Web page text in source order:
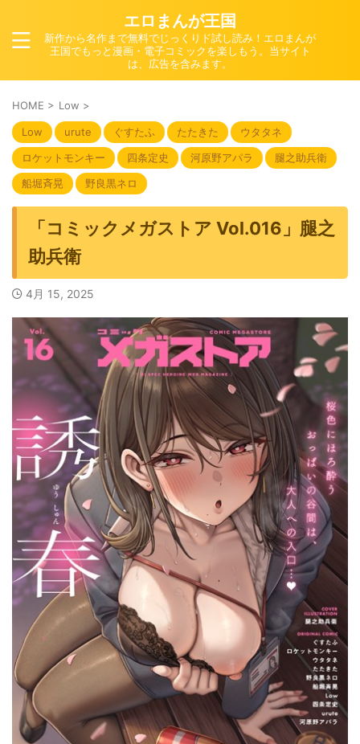
エロまんが王国
新作から名作まで無料でじっくりド試し読み！エロまんが
王国でもっと漫画・電子コミックを楽しもう。当サイト
は、広告を含みます。
HOME > Low >
Low urute ぐすたふ たたきた
ウタタネ
ロケットモンキー
四条定史 河原野アパラ
腿之助兵衛
船堀斉晃
野良黒ネロ
「コミックメガストア Vol.016」腿之
助兵衛
4月 15, 2025